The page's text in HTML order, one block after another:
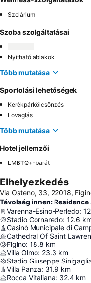
Szolárium
Szoba szolgáltatásai
Nyitható ablakok
Több mutatása
Sportolási lehetőségek
Kerékpárkölcsönzés
Lovaglás
Több mutatása
Hotel jellemzői
LMBTQ+-barát
Elhelyezkedés
Via Osteno, 33, 22018,
Távolság innen:
Varenna-Esino-Perledo:
Stadio Cornaredo: 12.6 km
Casinò Municipale di
Cathedral Of Saint
Figino: 18.8 km
Villa Olmo: 23.3 km
Stadio Giuseppe Sinigaglia
Villa Panza: 31.9 km
Rocca Vitaliana: 32.4 km